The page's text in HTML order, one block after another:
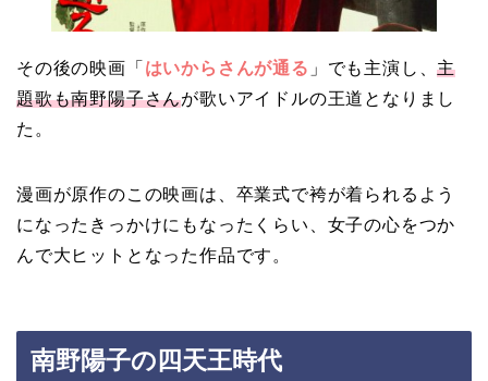
その後の映画「 はいからさんが通る 」でも主演し、主
題歌も南野陽子さんが歌いアイドルの王道となりまし
た。
漫画が原作のこの映画は、卒業式で袴が着られるよう
になったきっかけにもなったくらい、女子の心をつか
んで大ヒットとなった作品です。
南野陽子の四天王時代